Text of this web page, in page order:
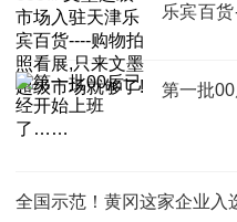
乐宾百
第一批
全国示范！黄冈这家企业入